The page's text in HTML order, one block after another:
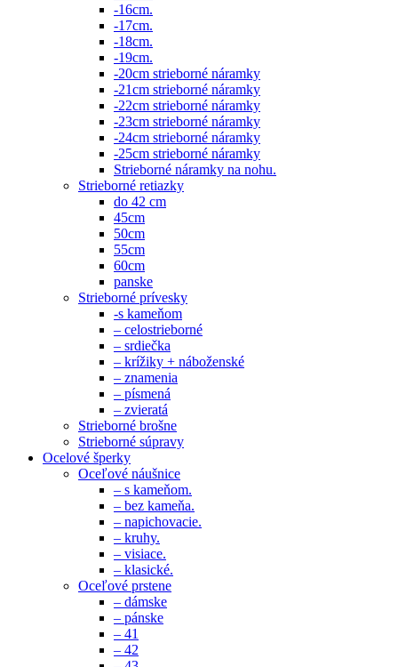
-16cm.
-17cm.
-18cm.
-19cm.
-20cm strieborné náramky
-21cm strieborné náramky
-22cm strieborné náramky
-23cm strieborné náramky
-24cm strieborné náramky
-25cm strieborné náramky
Strieborné náramky na nohu.
Strieborné retiazky
do 42 cm
45cm
50cm
55cm
60cm
panske
Strieborné prívesky
-s kameňom
– celostrieborné
– srdiečka
– krížiky + náboženské
– znamenia
– písmená
– zvieratá
Strieborné brošne
Strieborné súpravy
Ocelové šperky
Oceľové náušnice
– s kameňom.
– bez kameňa.
– napichovacie.
– kruhy.
– visiace.
– klasické.
Oceľové prstene
– dámske
– pánske
– 41
– 42